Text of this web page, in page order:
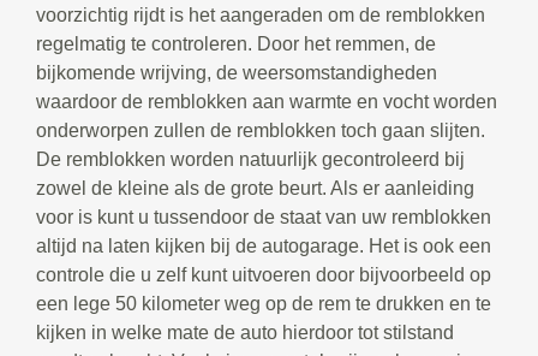
voorzichtig rijdt is het aangeraden om de remblokken
regelmatig te controleren. Door het remmen, de
bijkomende wrijving, de weersomstandigheden
waardoor de remblokken aan warmte en vocht worden
onderworpen zullen de remblokken toch gaan slijten.
De remblokken worden natuurlijk gecontroleerd bij
zowel de kleine als de grote beurt. Als er aanleiding
voor is kunt u tussendoor de staat van uw remblokken
altijd na laten kijken bij de autogarage. Het is ook een
controle die u zelf kunt uitvoeren door bijvoorbeeld op
een lege 50 kilometer weg op de rem te drukken en te
kijken in welke mate de auto hierdoor tot stilstand